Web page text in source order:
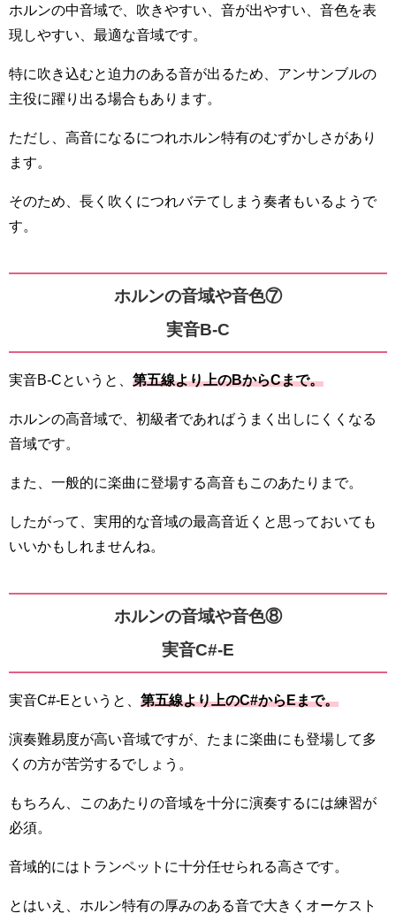
ホルンの中音域で、吹きやすい、音が出やすい、音色を表
現しやすい、最適な音域です。
特に吹き込むと迫力のある音が出るため、アンサンブルの
主役に躍り出る場合もあります。
ただし、高音になるにつれホルン特有のむずかしさがあり
ます。
そのため、長く吹くにつれバテてしまう奏者もいるようで
す。
ホルンの音域や音色⑦
実音B-C
実音B-Cというと、 第五線より上のBからCまで。
ホルンの高音域で、初級者であればうまく出しにくくなる
音域です。
また、一般的に楽曲に登場する高音もこのあたりまで。
したがって、実用的な音域の最高音近くと思っておいても
いいかもしれませんね。
ホルンの音域や音色⑧
実音C#-E
実音C#-Eというと、 第五線より上のC#からEまで。
演奏難易度が高い音域ですが、たまに楽曲にも登場して多
くの方が苦労するでしょう。
もちろん、このあたりの音域を十分に演奏するには練習が
必須。
音域的にはトランペットに十分任せられる高さです。
とはいえ、ホルン特有の厚みのある音で大きくオーケスト